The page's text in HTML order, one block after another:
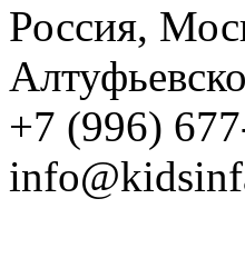
Россия,
+7 (996)